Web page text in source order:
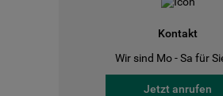
Kontakt
Wir sind Mo - Sa für
Jetzt anrufen